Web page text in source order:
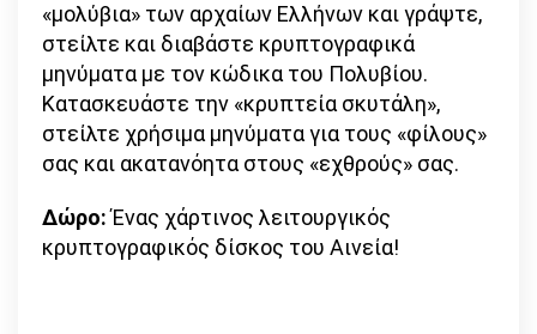
«µολύβια» των αρχαίων Ελλήνων και γράψτε,
στείλτε και διαβάστε κρυπτογραφικά
μηνύματα µε τον κώδικα του Πολυβίου.
Κατασκευάστε την «κρυπτεία σκυτάλη»,
στείλτε χρήσιμα μηνύματα για τους «φίλους»
σας και ακατανόητα στους «εχθρούς» σας.
Δώρο:Ένας χάρτινος λειτουργικός
κρυπτογραφικός δίσκος του Αινεία!